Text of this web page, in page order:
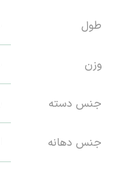
طول
وزن
جنس دسته
جنس دهانه